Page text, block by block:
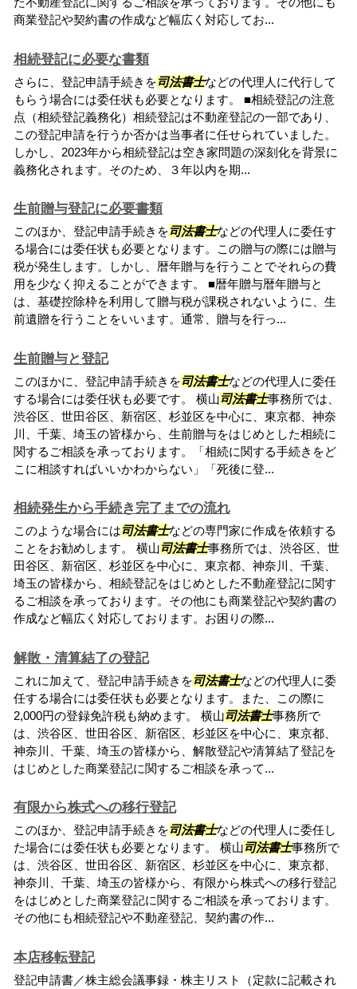
商業登記や契約書の作成など幅広く対応してお...
相続登記に必要な書類
さらに、登記申請手続きを司法書士などの代理人に代行して
もらう場合には委任状も必要となります。 ■相続登記の注意
点（相続登記義務化）相続登記は不動産登記の一部であり、
この登記申請を行うか否かは当事者に任せられていました。
しかし、2023年から相続登記は空き家問題の深刻化を背景に
義務化されます。そのため、３年以内を期...
生前贈与登記に必要書類
このほか、登記申請手続きを司法書士などの代理人に委任す
る場合には委任状も必要となります。この贈与の際には贈与
税が発生します。しかし、暦年贈与を行うことでそれらの費
用を少なく抑えることができます。 ■暦年贈与暦年贈与と
は、基礎控除枠を利用して贈与税が課税されないように、生
前遺贈を行うことをいいます。通常、贈与を行っ...
生前贈与と登記
このほかに、登記申請手続きを司法書士などの代理人に委任
する場合には委任状も必要です。 横山司法書士事務所では、
渋谷区、世田谷区、新宿区、杉並区を中心に、東京都、神奈
川、千葉、埼玉の皆様から、生前贈与をはじめとした相続に
関するご相談を承っております。「相続に関する手続きをど
こに相談すればいいかわからない」「死後に登...
相続発生から手続き完了までの流れ
このような場合には司法書士などの専門家に作成を依頼する
ことをお勧めします。 横山司法書士事務所では、渋谷区、世
田谷区、新宿区、杉並区を中心に、東京都、神奈川、千葉、
埼玉の皆様から、相続登記をはじめとした不動産登記に関す
るご相談を承っております。その他にも商業登記や契約書の
作成など幅広く対応しております。お困りの際...
解散・清算結了の登記
これに加えて、登記申請手続きを司法書士などの代理人に委
任する場合には委任状も必要となります。また、この際に
2,000円の登録免許税も納めます。 横山司法書士事務所で
は、渋谷区、世田谷区、新宿区、杉並区を中心に、東京都、
神奈川、千葉、埼玉の皆様から、解散登記や清算結了登記を
はじめとした商業登記に関するご相談を承って...
有限から株式への移行登記
このほか、登記申請手続きを司法書士などの代理人に委任し
た場合には委任状も必要となります。 横山司法書士事務所で
は、渋谷区、世田谷区、新宿区、杉並区を中心に、東京都、
神奈川、千葉、埼玉の皆様から、有限から株式への移行登記
をはじめとした商業登記に関するご相談を承っております。
その他にも相続登記や不動産登記、契約書の作...
本店移転登記
登記申請書／株主総会議事録・株主リスト（定款に記載され